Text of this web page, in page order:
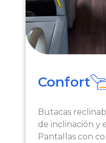
Confort
Butacas
de inclinación y
Pantallas con